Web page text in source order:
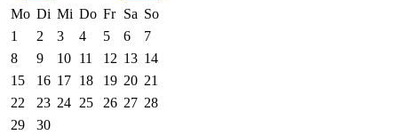
Mo Di Mi Do Fr Sa So
1
2 3 4 5 6
7
8
9 10 11 12 13 14
15
16 17 18 19 20 21
22
23 24 25 26 27 28
29
30